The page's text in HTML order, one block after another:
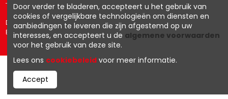
Directelectro is de B2C-webshop van Ets. R. Van den Berg NV – BTW:
BE0403.153.576
Door verder te bladeren, accepteert u het gebruik van
cookies of vergelijkbare technologieën om diensten en
aanbiedingen te leveren die zijn afgestemd op uw
interesses, en accepteert u de algemene voorwaarden
voor het gebruik van deze site.
Lees ons cookiebeleid voor meer informatie.
Accept